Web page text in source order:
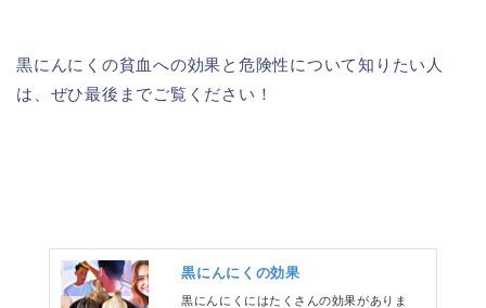
黒にんにくの貧血への効果と危険性について知りたい人
は、ぜひ最後までご覧ください！
黒にんにくの効果
黒にんにくにはたくさんの効果がありま